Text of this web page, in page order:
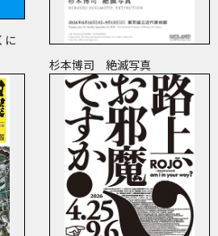
に
杉本博司 絶滅写真